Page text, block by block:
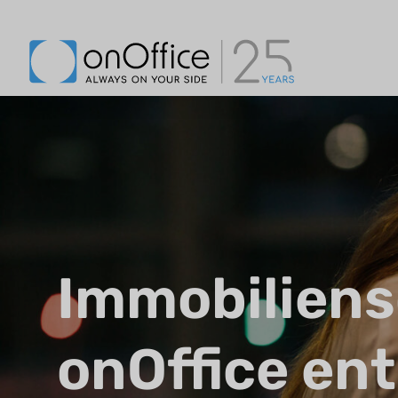
onOffice